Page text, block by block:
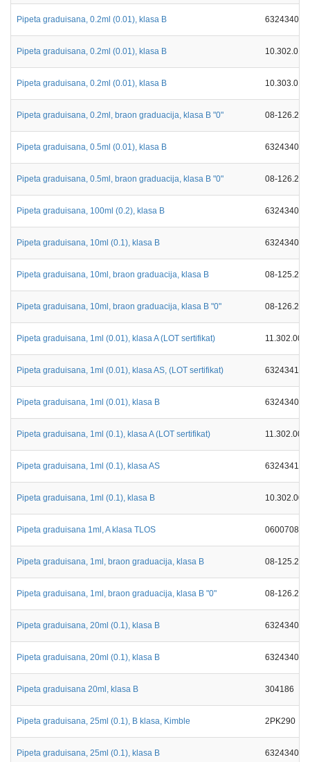
Pipeta graduisana, 0.2ml (0.01), klasa B
Pipeta graduisana, 0.2ml (0.01), klasa B
Pipeta graduisana, 0.2ml (0.01), klasa B
Pipeta graduisana, 0.2ml, braon graduacija, klasa B "0" 08-
Pipeta graduisana, 0.5ml (0.01), klasa B
Pipeta graduisana, 0.5ml, braon graduacija, klasa B "0" 08-
Pipeta graduisana, 100ml (0.2), klasa B
Pipeta graduisana, 10ml (0.1), klasa B
Pipeta graduisana, 10ml, braon graduacija, klasa B 08-
Pipeta graduisana, 10ml, braon graduacija, klasa B "0" 08-
Pipeta graduisana, 1ml (0.01), klasa A (LOT sertifikat)
Pipeta graduisana, 1ml (0.01), klasa AS, (LOT sertifikat)
Pipeta graduisana, 1ml (0.01), klasa B
Pipeta graduisana, 1ml (0.1), klasa A (LOT sertifikat)
Pipeta graduisana, 1ml (0.1), klasa AS
Pipeta graduisana, 1ml (0.1), klasa B
Pipeta graduisana 1ml, A klasa TLOS 0600708
Pipeta graduisana, 1ml, braon graduacija, klasa B 08-
Pipeta graduisana, 1ml, braon graduacija, klasa B "0" 08-
Pipeta graduisana, 20ml (0.1), klasa B
Pipeta graduisana, 20ml (0.1), klasa B
Pipeta graduisana 20ml, klasa B 304186
Pipeta graduisana, 25ml (0.1), B klasa, Kimble 2PK290
Pipeta graduisana, 25ml (0.1), klasa B